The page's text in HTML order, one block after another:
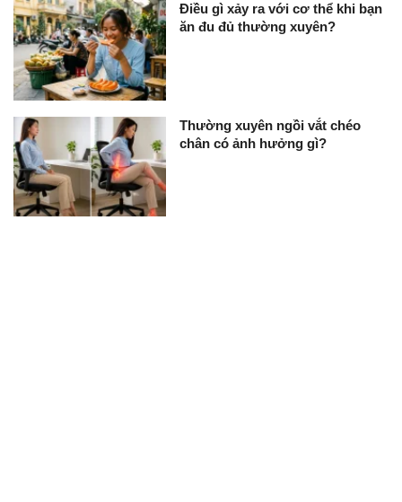
Điều gì xảy ra với cơ thể khi bạn
ăn đu đủ thường xuyên?
Thường xuyên ngồi vắt chéo
chân có ảnh hưởng gì?